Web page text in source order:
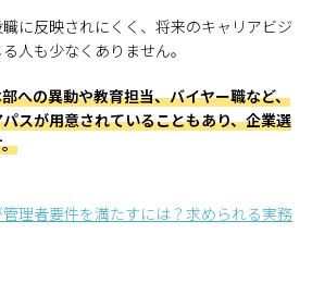
に反映されにくく、将来のキャリアビジ
人も少なくありません。
への異動や教育担当、バイヤー職など、
スが用意されていることもあり、企業選
管理者要件を満たすには？求められる実務